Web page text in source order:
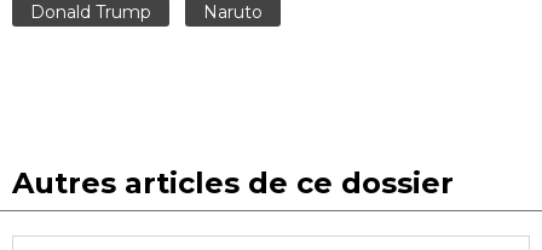
Donald Trump
Naruto
Autres articles de ce dossier